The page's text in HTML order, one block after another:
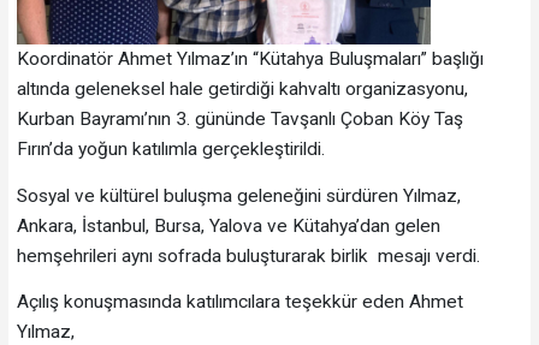
Koordinatör Ahmet Yılmaz’ın “Kütahya Buluşmaları” başlığı
altında geleneksel hale getirdiği kahvaltı organizasyonu,
Kurban Bayramı’nın 3. gününde Tavşanlı Çoban Köy Taş
Fırın’da yoğun katılımla gerçekleştirildi.
Sosyal ve kültürel buluşma geleneğini sürdüren Yılmaz,
Ankara, İstanbul, Bursa, Yalova ve Kütahya’dan gelen
hemşehrileri aynı sofrada buluşturarak birlik mesajı verdi.
Açılış konuşmasında katılımcılara teşekkür eden Ahmet
Yılmaz,